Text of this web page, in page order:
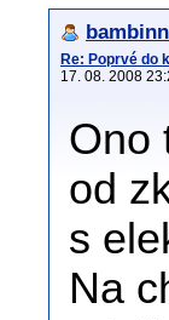
Re: Poprvé do
17. 08. 2008
Ono
od
s
Na